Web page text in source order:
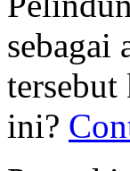
sebagai
tersebut
ini?